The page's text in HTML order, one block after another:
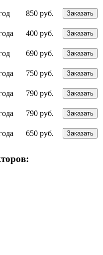
850 руб. Заказать
400 руб. Заказать
690 руб. Заказать
750 руб. Заказать
790 руб. Заказать
790 руб. Заказать
650 руб. Заказать